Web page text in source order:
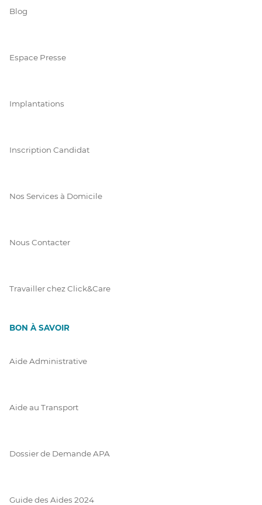
Blog
Espace Presse
Implantations
Inscription Candidat
Nos Services à Domicile
Nous Contacter
Travailler chez Click&Care
BON À SAVOIR
Aide Administrative
Aide au Transport
Dossier de Demande APA
Guide des Aides 2024